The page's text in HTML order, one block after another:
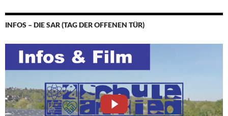
INFOS – DIE SAR (TAG DER OFFENEN TÜR)